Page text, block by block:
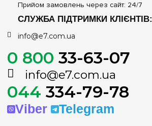
Прийом замовлень через сайт: 24/7
СЛУЖБА ПІДТРИМКИ КЛІЄНТІВ:
info@e7.com.ua
0 800 33-63-07
info@e7.com.ua
044 334-79-78
Viber Telegram